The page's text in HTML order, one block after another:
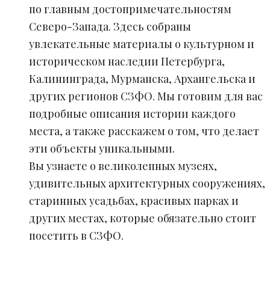
по главным достопримечательностям
Северо-Запада. Здесь собраны
увлекательные материалы о культурном и
историческом наследии Петербурга,
Калининграда, Мурманска, Архангельска и
других регионов СЗФО. Мы готовим для вас
подробные описания истории каждого
места, а также расскажем о том, что делает
эти объекты уникальными.
Вы узнаете о великолепных музеях,
удивительных архитектурных сооружениях,
старинных усадьбах, красивых парках и
других местах, которые обязательно стоит
посетить в СЗФО.